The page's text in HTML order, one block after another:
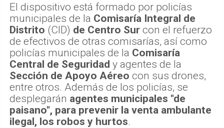
El dispositivo está formado por policías
municipales de la Comisaría Integral de
Distrito (CID) de Centro Sur con el refuerzo
de efectivos de otras comisarías, así como
policías municipales de la Comisaría
Central de Seguridad y agentes de la
Sección de Apoyo Aéreo con sus drones,
entre otros. Además de los policías, se
desplegarán agentes municipales "de
paisano", para prevenir la venta ambulante
ilegal, los robos y hurtos.